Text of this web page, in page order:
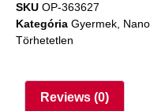
SKU OP-363627
Kategória Gyermek
Törhetetlen
Reviews (0)